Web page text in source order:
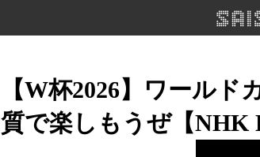
【W杯2026】ワール
質で楽しもうぜ【NHK